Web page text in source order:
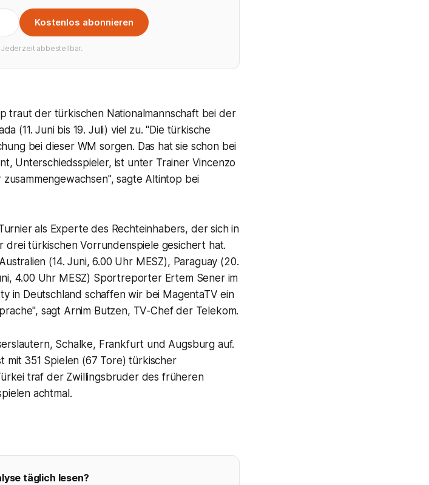
Kostenlos abonnieren
Jederzeit abbestellbar.
traut der türkischen Nationalmannschaft bei der
(11. Juni bis 19. Juli) viel zu. "Die türkische
bei dieser WM sorgen. Das hat sie schon bei
Unterschiedsspieler, ist unter Trainer Vincenzo
sagte Altintop bei
als Experte des Rechteinhabers, der sich in
türkischen Vorrundenspiele gesichert hat.
(14. Juni, 6.00 Uhr MESZ), Paraguay (20.
4.00 Uhr MESZ) Sportreporter Ertem Sener im
in Deutschland schaffen wir bei MagentaTV ein
sagt Arnim Butzen, TV-Chef der Telekom.
Schalke, Frankfurt und Augsburg auf.
mit 351 Spielen (67 Tore) türkischer
traf der Zwillingsbruder des früheren
achtmal.
täglich lesen?